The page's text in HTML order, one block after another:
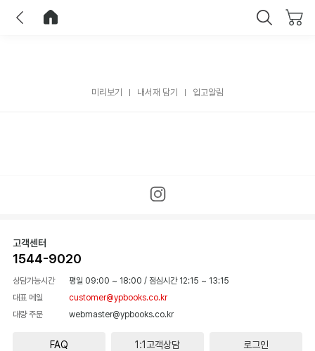
미리보기 내서재 담기 입고알림
고객센터
1544-9020
상담가능시간 평일 09:00 ~ 18:00 / 점심시간 12:15 ~ 13:15
대표 메일
customer@ypbooks.co.kr
대량 주문
webmaster@ypbooks.co.kr
FAQ 1:1고객상담 로그인